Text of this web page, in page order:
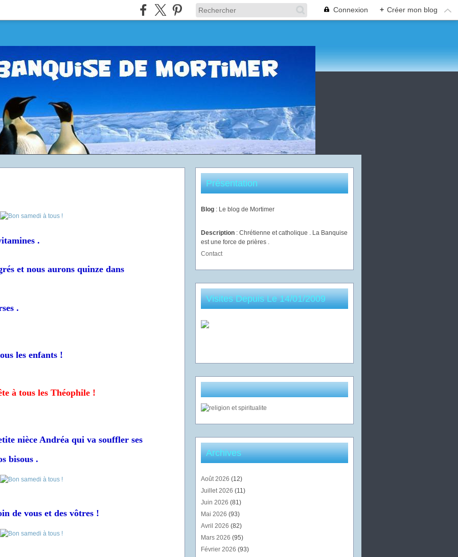
Connexion + Créer mon blog
.
et nous aurons quinze dans
.
les enfants !
à tous les Théophile !
nièce Andréa qui va souffler ses
bisous .
de vous et des vôtres !
Présentation
Blog : Le blog de Mortimer
Description : Chrétienne et catholique . La Banquise
est une force de prières .
Contact
Visites Depuis Le 14/01/2009
Archives
Août 2026 (12)
Juillet 2026 (11)
Juin 2026 (81)
Mai 2026 (93)
Avril 2026 (82)
Mars 2026 (95)
Février 2026 (93)